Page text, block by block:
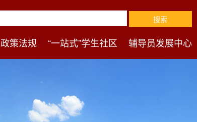
政策法规 “一站式”学生社区 辅导员发展中心